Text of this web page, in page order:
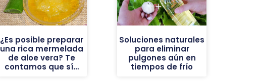
¿Es posible preparar
una rica mermelada
de aloe vera? Te
contamos que sí…
Soluciones naturales
para eliminar
pulgones aún en
tiempos de frío